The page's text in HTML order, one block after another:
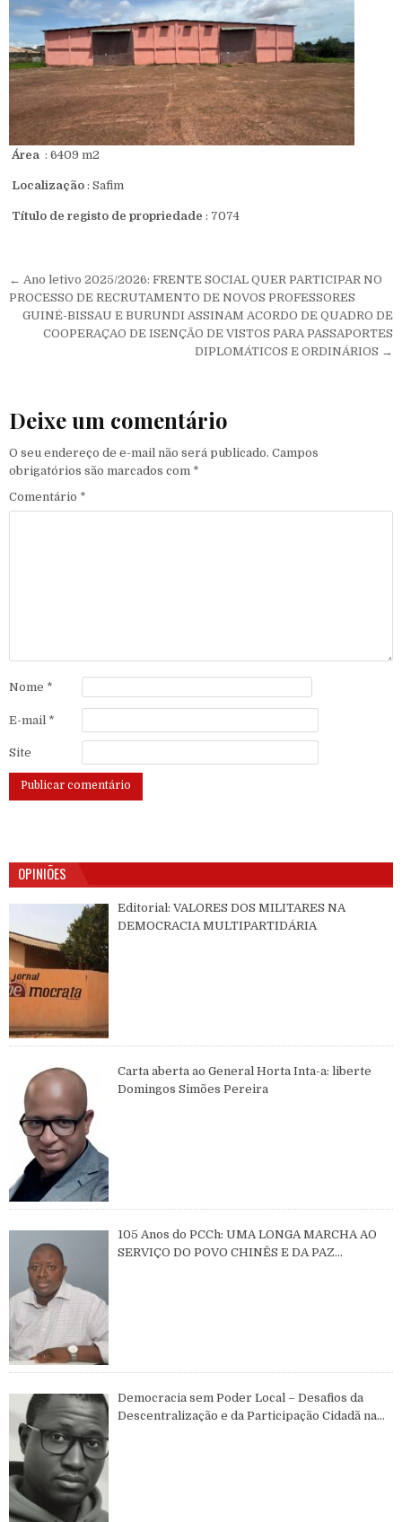
Área : 6409 m2
Localização : Safim
Título de registo de propriedade : 7074
Navegação de Post
← Ano letivo 2025/2026: FRENTE SOCIAL QUER PARTICIPAR NO
PROCESSO DE RECRUTAMENTO DE NOVOS PROFESSORES
GUINÉ-BISSAU E BURUNDI ASSINAM ACORDO DE QUADRO DE
COOPERAÇAO DE ISENÇÃO DE VISTOS PARA PASSAPORTES
DIPLOMÁTICOS E ORDINÁRIOS →
Deixe um comentário
O seu endereço de e-mail não será publicado. Campos
obrigatórios são marcados com *
Comentário *
Nome *
E-mail *
Site
OPINIÕES
Editorial: VALORES DOS MILITARES NA
DEMOCRACIA MULTIPARTIDÁRIA
Carta aberta ao General Horta Inta-a: liberte
Domingos Simões Pereira
105 Anos do PCCh: UMA LONGA MARCHA AO
SERVIÇO DO POVO CHINÊS E DA PAZ
Democracia sem Poder Local – Desafios da
Descentralização e da Participação Cidadã na